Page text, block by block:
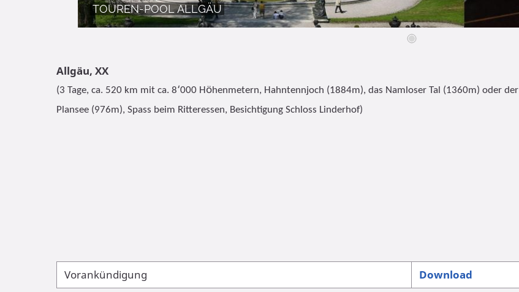
TOUREN-POOL ALLGÄU
Allgäu, XX
(3 Tage, ca. 520 km mit ca. 8‘000 H öhenmetern, Hahntennjoch (1884m), das Namloser Tal (1360m) oder der
Plansee (976m), Spass beim Ritteressen, Besichtigung Schloss Linderhof)
Vorankündigung Download